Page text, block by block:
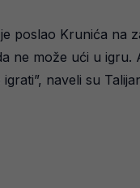
poslao Krunića na
ne može ući u
naveli su